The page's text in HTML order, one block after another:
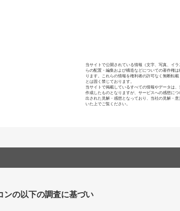
当サイトで公開されている情報（文字、写真、イ
らの配置・編集および構造などについての著作権
ります。これらの情報を権利者の許可なく無断転
とは固く禁じております。
当サイトで掲載しているすべての情報やデータは
作成したものとなりますが、サービスへの感想に
出された見解・感想となっており、当社の見解・
いた上でご覧ください。
ンの以下の調査に基づい